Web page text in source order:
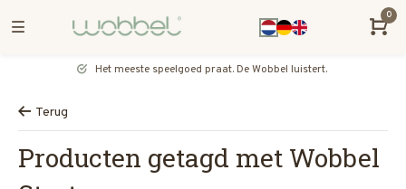
0
Het meeste speelgoed praat. De Wobbel luistert.
Terug
Producten getagd met Wobbel